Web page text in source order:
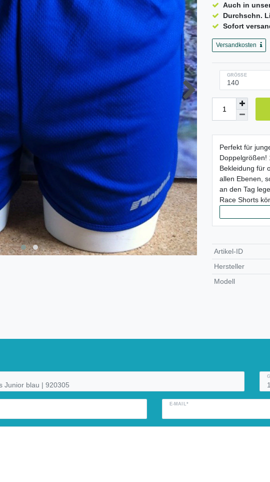
Auch in
Durchschn.
Sofort
Versandkosten
GRÖSSE
Perfekt für
Doppelgrößen!
Bekleidung für
allen Ebenen,
an den Tag
Race Shorts
Artikel-ID
Hersteller
Modell
E-MAIL*